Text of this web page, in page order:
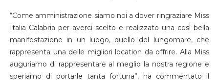
“Come amministrazione siamo noi a dover ringraziare Miss
Italia Calabria per averci scelto e realizzato una così bella
manifestazione in un luogo, quello del lungomare, che
rappresenta una delle migliori location da offrire. Alla Miss
auguriamo di rappresentare al meglio la nostra regione e
speriamo di portarle tanta fortuna”, ha commentato il